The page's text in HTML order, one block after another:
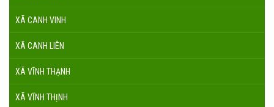
XÃ CANH VINH
XÃ CANH LIÊN
XÃ VĨNH THẠNH
XÃ VĨNH THỊNH